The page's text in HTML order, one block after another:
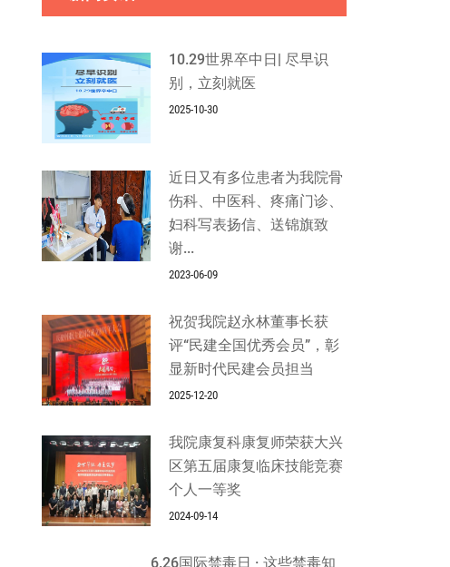
10.29世界卒中日| 尽早识
别，立刻就医
2025-10-30
近日又有多位患者为我院骨
伤科、中医科、疼痛门诊、
妇科写表扬信、送锦旗致
谢...
2023-06-09
祝贺我院赵永林董事长获
评“民建全国优秀会员”，彰
显新时代民建会员担当
2025-12-20
我院康复科康复师荣获大兴
区第五届康复临床技能竞赛
个人一等奖
2024-09-14
6.26国际禁毒日 · 这些禁毒知